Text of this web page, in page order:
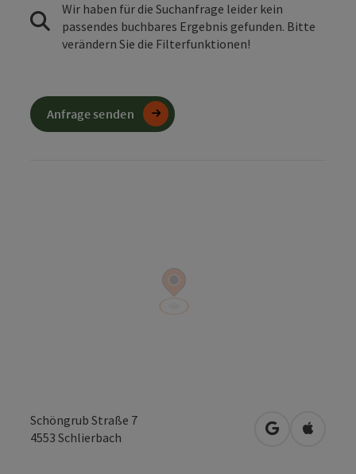
Schöngrub Straße 7
4553 Schlierbach in Google
in
Wir haben für die Suchanfrage leider kein
passendes buchbares Ergebnis gefunden. Bitte
verändern Sie die Filterfunktionen!
Anfrage senden